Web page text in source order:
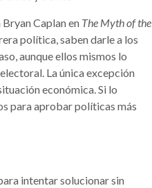
Caplan en The Myth of the
política, saben darle a los
aunque ellos mismos lo
La única excepción
económica. Si lo
para aprobar políticas más
intentar solucionar sin